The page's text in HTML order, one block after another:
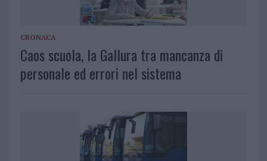
CRONACA
Caos scuola, la Gallura tra mancanza di
personale ed errori nel sistema